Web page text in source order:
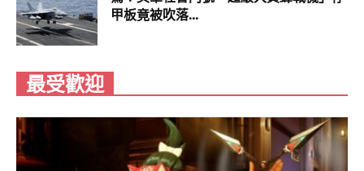
甲板竟被吹落...
最受歡迎